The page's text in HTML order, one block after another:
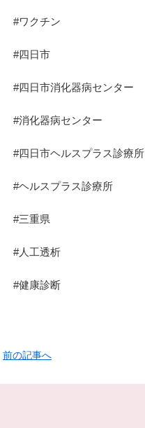
#ワクチン
#四日市
#四日市消化器病センター
#消化器病センター
#四日市ヘルスプラス診療所
#ヘルスプラス診療所
#三重県
#人工透析
#健康診断
前の記事へ